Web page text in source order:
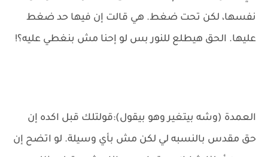
نفسها، لكن تحت ضغط. هي قالت إن فيها حد ضغط
عليها. الحق هيطلع للنور بس لو إحنا مش بنغطي عليه؟!
العمدة (وشه بيتغير وهو بيقول):قولتلك قبل اكده إن
حق مقدس بالنسبه لي لكن مش بأي وسيلة. لو اتضح إن